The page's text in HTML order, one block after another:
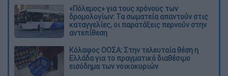
«Πόλεμος» για τους χρόνους των
δρομολογίων: Τα σωματεία απαντούν στις
καταγγελίες, οι παρατάξεις περνούν στην
αντεπίθεση
Κόλαφος ΟΟΣΑ: Στην τελευταία θέση η
Ελλάδα για το πραγματικό διαθέσιμο
εισόδημα των νοικοκυριών